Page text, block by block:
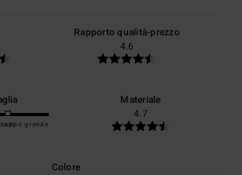
Rapporto qualità-prezzo
4.6
grande
Materiale
4.7
Colore